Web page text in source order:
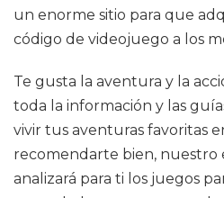
un enorme sitio para que
código de videojuego a los
Te gusta la aventura y la
toda la información y las
vivir tus aventuras favoritas
recomendarte bien, nuestro
analizará para ti los juegos